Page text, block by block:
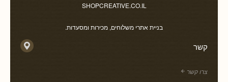
SHOPCREATIVE.CO.IL
בניית אתרי משלוחים, מכירות ומסעדות.
קשר
צרו קשר